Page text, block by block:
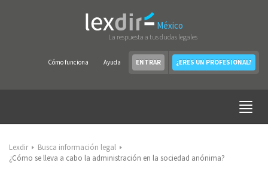
México
La respuesta a tus dudas legales
Cómo funciona Ayuda ENTRAR ¿ERES UN PROFESIONAL?
Lexdir
Busca información legal
¿Cómo se lleva a cabo la administración en la sociedad anónima?